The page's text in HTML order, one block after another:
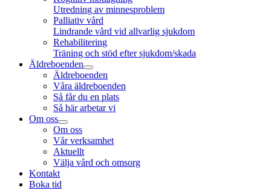
Utredning av minnesproblem
Palliativ vård
Lindrande vård vid allvarlig sjukdom
Rehabilitering
Träning och stöd efter sjukdom/skada
Äldreboenden
Äldreboenden
Våra äldreboenden
Så får du en plats
Så här arbetar vi
Om oss
Om oss
Vår verksamhet
Aktuellt
Välja vård och omsorg
Kontakt
Boka tid